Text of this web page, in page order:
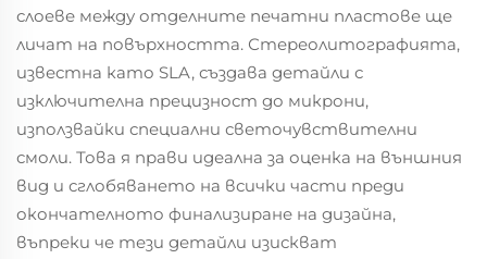
слоеве между отделните печатни пластове ще
личат на повърхността. Стереолитографията,
известна като SLA, създава детайли с
изключителна прецизност до микрони,
използвайки специални светочувствителни
смоли. Това я прави идеална за оценка на външния
вид и сглобяването на всички части преди
окончателното финализиране на дизайна,
въпреки че тези детайли изискват